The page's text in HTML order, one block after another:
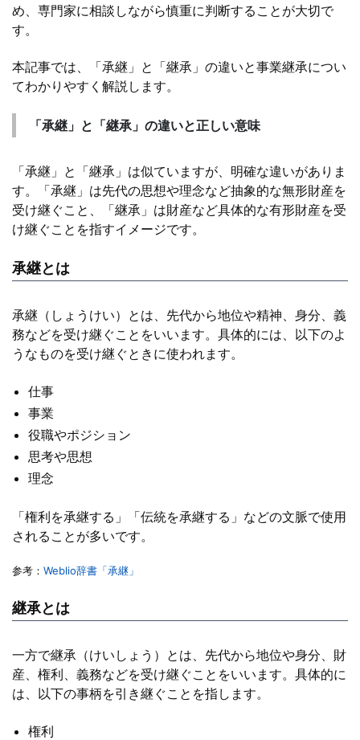
め、専門家に相談しながら慎重に判断することが大切で
す。
本記事では、「承継」と「継承」の違いと事業継承につい
てわかりやすく解説します。
「承継」と「継承」の違いと正しい意味
「承継」と「継承」は似ていますが、明確な違いがありま
す。「承継」は先代の思想や理念など抽象的な無形財産を
受け継ぐこと、「継承」は財産など具体的な有形財産を受
け継ぐことを指すイメージです。
承継とは
承継（しょうけい）とは、先代から地位や精神、身分、義
務などを受け継ぐことをいいます。具体的には、以下のよ
うなものを受け継ぐときに使われます。
仕事
事業
役職やポジション
思考や思想
理念
「権利を承継する」「伝統を承継する」などの文脈で使用
されることが多いです。
参考： Weblio辞書「承継」
継承とは
一方で継承（けいしょう）とは、先代から地位や身分、財
産、権利、義務などを受け継ぐことをいいます。具体的に
は、以下の事柄を引き継ぐことを指します。
権利